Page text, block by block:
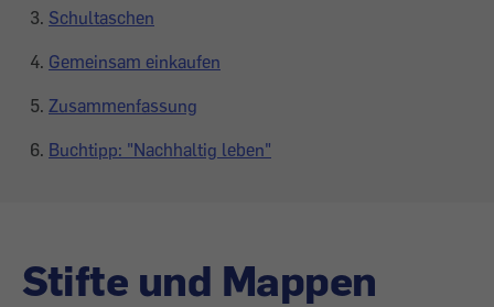
Schultaschen
Gemeinsam einkaufen
Zusammenfassung
Buchtipp: "Nachhaltig leben"
Stifte und Mappen